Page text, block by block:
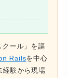
ール」を謳
Railsを中心
経験から現場